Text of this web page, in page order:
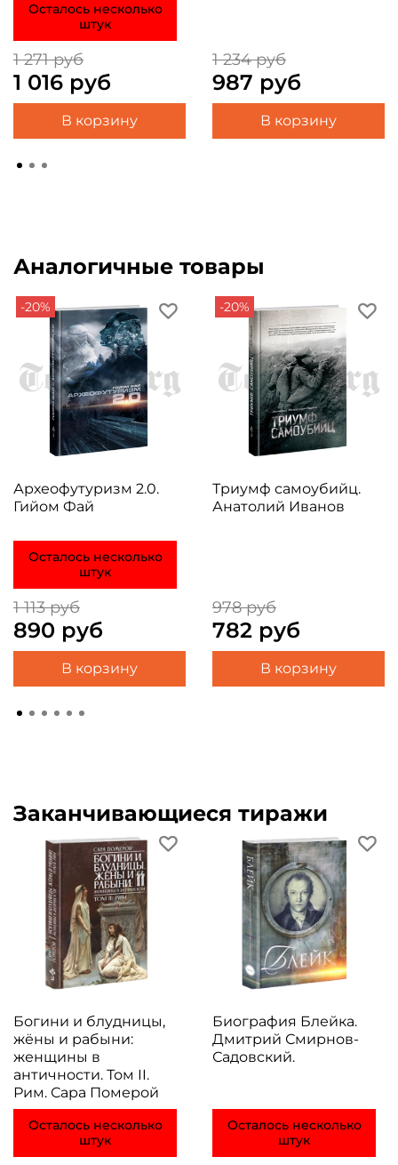
Осталось несколько
штук
1 271 руб
1 016 руб
В корзину
1 234 руб
987 руб
В корзину
Аналогичные товары
-20%
Археофутуризм 2.0.
Гийом Фай
Осталось несколько
штук
1 113 руб
890 руб
В корзину
-20%
Триумф самоубийц.
Анатолий Иванов
978 руб
782 руб
В корзину
Заканчивающиеся тиражи
Богини и блудницы,
жёны и рабыни:
женщины в
античности. Том II.
Рим. Сара Померой
Осталось несколько
штук
Биография Блейка.
Дмитрий Смирнов-
Садовский.
Осталось несколько
штук